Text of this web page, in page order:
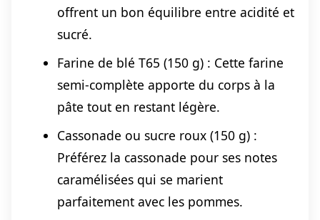
offrent un bon équilibre entre acidité et
sucré.
Farine de blé T65 (150 g) : Cette farine
semi-complète apporte du corps à la
pâte tout en restant légère.
Cassonade ou sucre roux (150 g) :
Préférez la cassonade pour ses notes
caramélisées qui se marient
parfaitement avec les pommes.